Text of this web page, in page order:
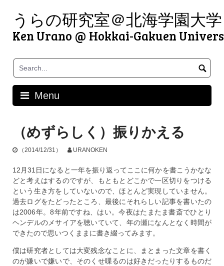
contentうらの研究室＠北海学園大学
Ken Urano @ Hokkai-Gakuen
Menu
（めずらしく）振りかえる
（2014/12/31） URANOKEN
12月31日になると一年を振り返ってここに何かを書こうかなな
どと考えはするのですが、もともとどこかで一区切りをつける
という生き方をしていないので、ほとんど実現していません。
過去ログをたどったところ、最後にそれらしい記事を書いたの
は2006年。8年前ですね、はい。今夜はたまたま書斎でひとり
ヘンデルのメサイアを聴いていて、年の瀬になんとなく時間が
できたので思いつくままに書き綴ってみます。
僕は研究者としては大変残念なことに、まとまった文章を書く
のが嫌いで嫌いで、そのくせ喋るのは好きだったりするものだ